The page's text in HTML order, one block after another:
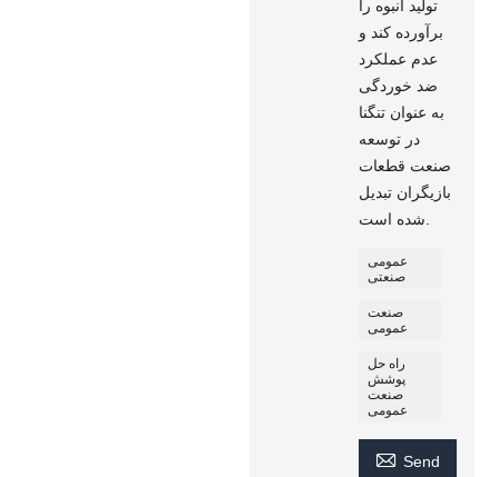
تولید انبوه را
برآورده کند و
عدم عملکرد
ضد خوردگی
به عنوان تنگنا
در توسعه
صنعت قطعات
بازیگران تبدیل
عمومی
صنعتی
صنعت
عمومی
راه حل
پوشش
صنعت
عمومی
 Send